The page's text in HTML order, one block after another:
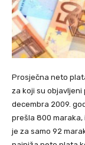
Prosječna neto
za koji su objavljeni
decembra 2009.
prešla 800 maraka,
je za samo 92